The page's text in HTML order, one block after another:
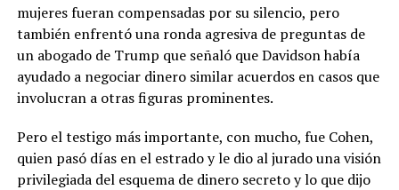
mujeres fueran compensadas por su silencio, pero
también enfrentó una ronda agresiva de preguntas de
un abogado de Trump que señaló que Davidson había
ayudado a negociar dinero similar acuerdos en casos que
involucran a otras figuras prominentes.
Pero el testigo más importante, con mucho, fue Cohen,
quien pasó días en el estrado y le dio al jurado una visión
privilegiada del esquema de dinero secreto y lo que dijo